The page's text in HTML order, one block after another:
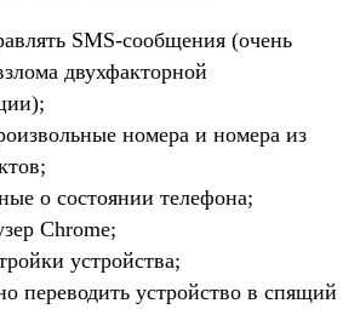
SMS-сообщения (очень
двухфакторной
номера и номера из
о состоянии телефона;
Chrome;
устройства;
переводить устройство в спящий